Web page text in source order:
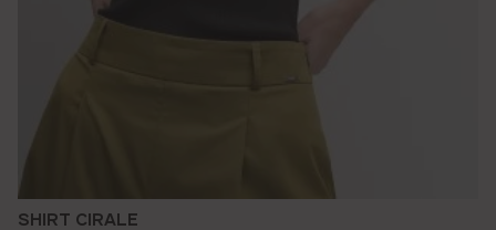
SHIRT CIRALE